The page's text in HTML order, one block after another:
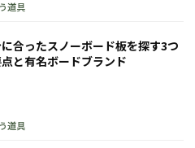
道具
合ったスノーボード板を探す3つ
と有名ボードブランド
道具